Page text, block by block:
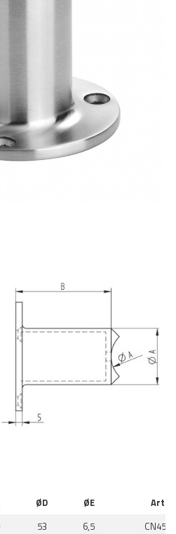
ØD ØE
Art.-
53 6,5